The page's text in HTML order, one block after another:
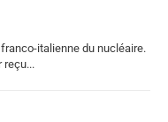
italienne du nucléaire.
reçu...